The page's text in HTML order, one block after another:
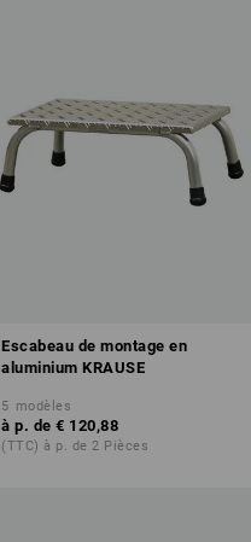
Escabeau de montage en
aluminium KRAUSE
5 modèles
à p. de € 120,88
(TTC) à p. de 2 Pièces